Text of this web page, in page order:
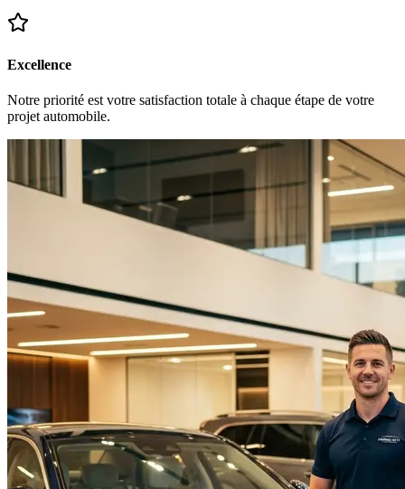
Excellence
Notre priorité est votre satisfaction totale à chaque étape de votre
projet automobile.